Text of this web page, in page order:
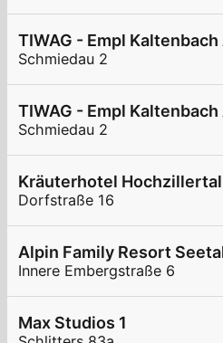
TIWAG - Empl Kaltenbach
Schmiedau 2
TIWAG - Empl Kaltenbach
Schmiedau 2
Kräuterhotel Hochzillertal
Dorfstraße 16
Alpin Family Resort
Innere Embergstraße 6
Max Studios 1